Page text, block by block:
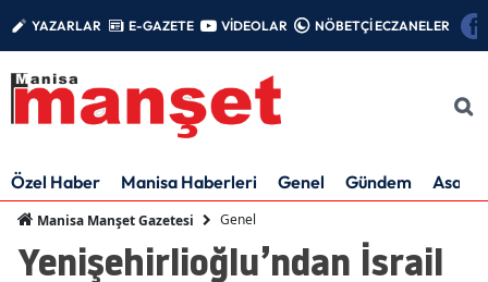
YAZARLAR E-GAZETE VİDEOLAR NÖBETÇİ ECZANELER
Özel Haber Manisa Haberleri Genel Gündem Asayiş
Manisa Manşet Gazetesi Genel
Yenişehirlioğlu’ndan İsrail